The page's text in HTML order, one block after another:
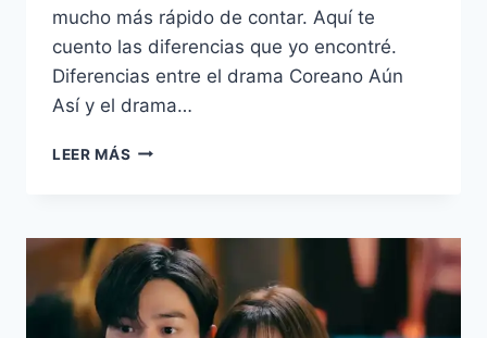
mucho más rápido de contar. Aquí te
cuento las diferencias que yo encontré.
Diferencias entre el drama Coreano Aún
Así y el drama…
LEER MÁS DIFERENCIAS
COREANO
AÚN
ASÍ
Y
EL